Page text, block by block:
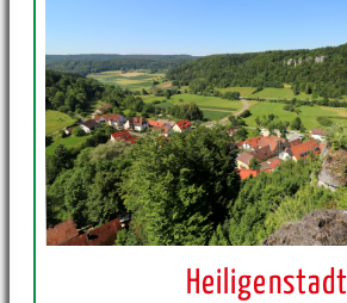
Heiligenstadt